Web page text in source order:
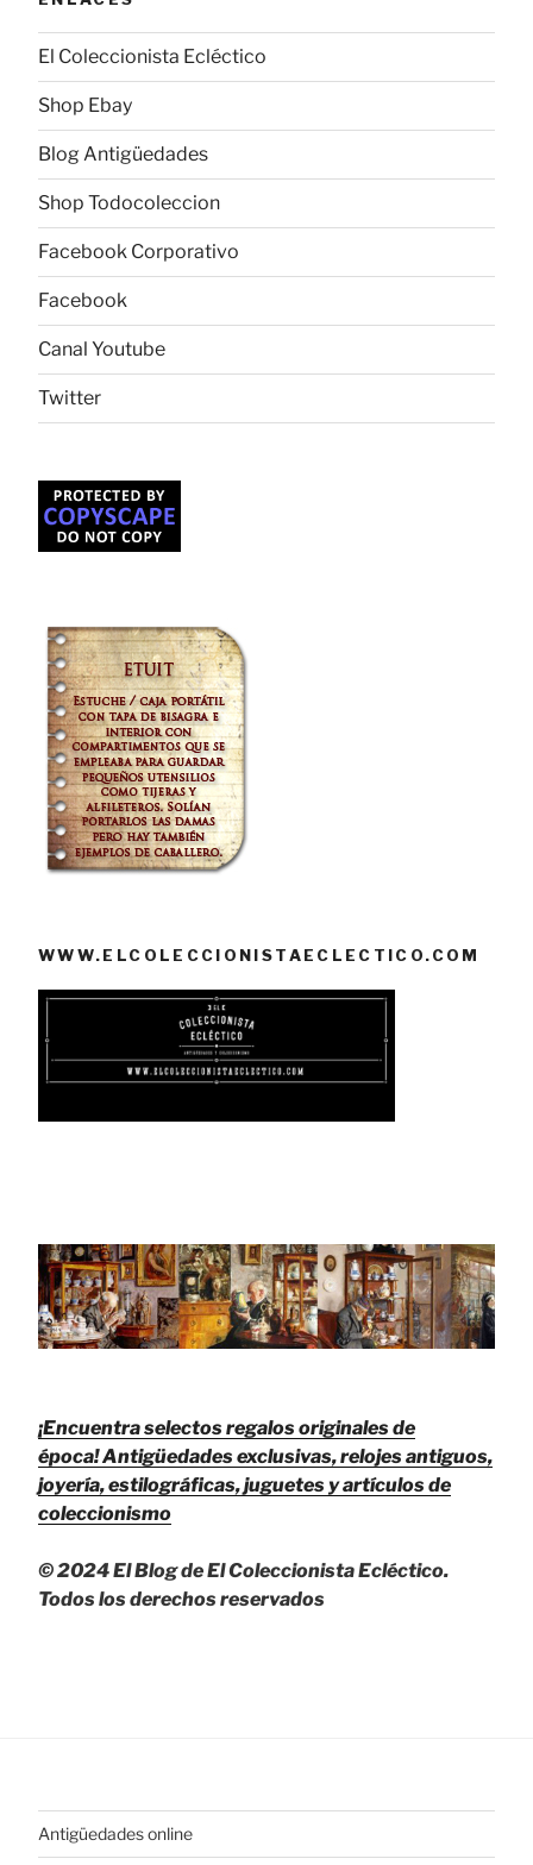
El Coleccionista Ecléctico
Shop Ebay
Blog Antigüedades
Shop Todocoleccion
Facebook Corporativo
Facebook
Canal Youtube
Twitter
WWW.ELCOLECCIONISTAECLECTICO.COM
¡Encuentra selectos regalos originales de
época!Antigüedades exclusivas, relojes antiguos,
joyería, estilográficas, juguetes y artículos de
coleccionismo
© 2024 El Blog de El Coleccionista Ecléctico.
Todos los derechos reservados
Antigüedades online